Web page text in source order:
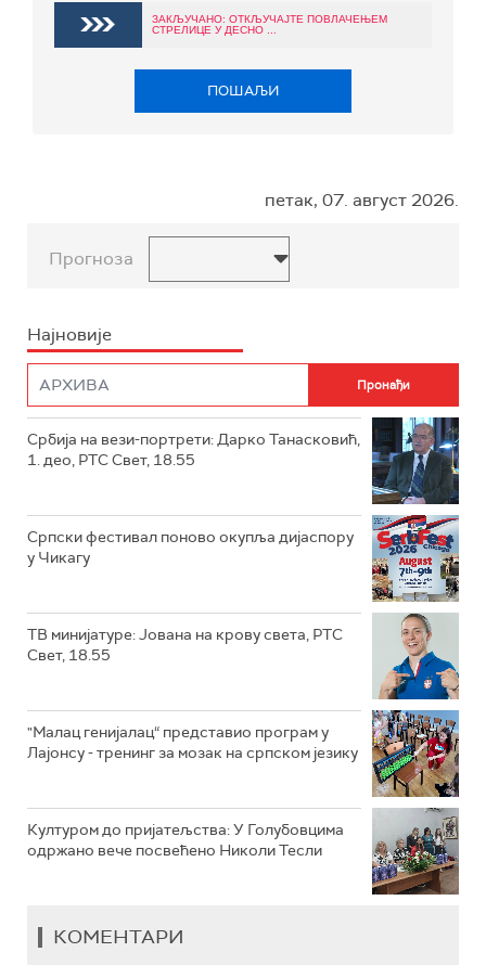
ЗАКЉУЧАНО: ОТКЉУЧАЈТЕ ПОВЛАЧЕЊЕМ
СТРЕЛИЦЕ У ДЕСНО ...
ПОШАЉИ
петак, 07. август 2026.
Прогноза
Најновије
Србија на вези-портрети: Дарко Танасковић,
1. део, РТС Свет, 18.55
Српски фестивал поново окупља дијаспору
у Чикагу
ТВ минијатуре: Јована на крову света, РТС
Свет, 18.55
"Малац генијалац“ представио програм у
Лајонсу - тренинг за мозак на српском језику
Културом до пријатељства: У Голубовцима
одржано вече посвећено Николи Тесли
КОМЕНТАРИ